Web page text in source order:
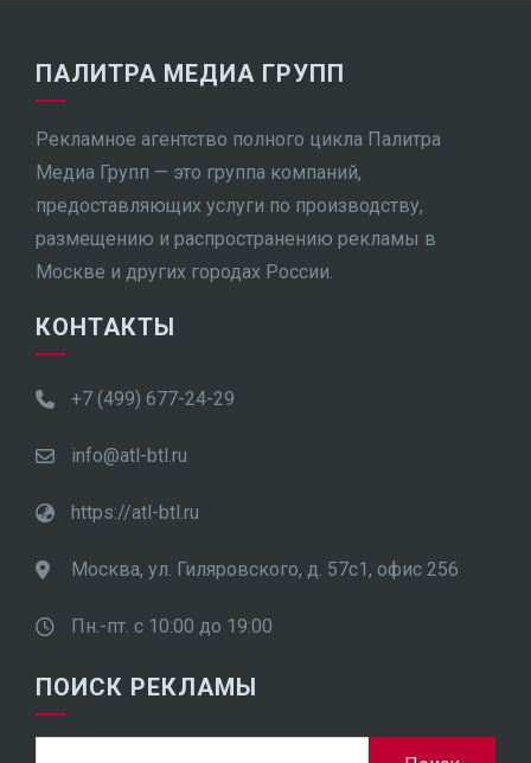
ПАЛИТРА МЕДИА ГРУПП
Рекламное агентство полного цикла Палитра
Медиа Групп — это группа компаний,
предоставляющих услуги по производству,
размещению и распространению рекламы в
Москве и других городах России.
КОНТАКТЫ
+7 (499) 677-24-29
info@atl-btl.ru
https://atl-btl.ru
Москва, ул. Гиляровского, д. 57с1, офис 256
Пн.-пт. с 10:00 до 19:00
ПОИСК РЕКЛАМЫ